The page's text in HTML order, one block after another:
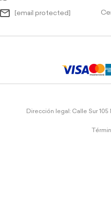
[email protected]
Dirección legal: Calle Sur